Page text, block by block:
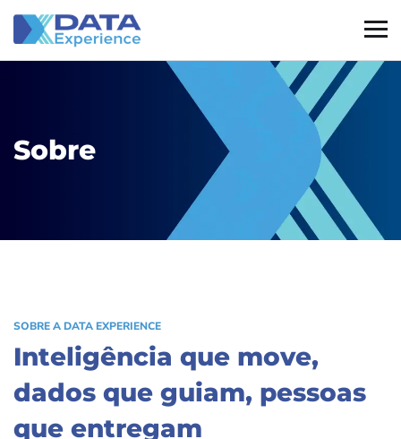
Sobre
SOBRE A DATA EXPERIENCE
Inteligência que move,
dados que guiam, pessoas
que entregam